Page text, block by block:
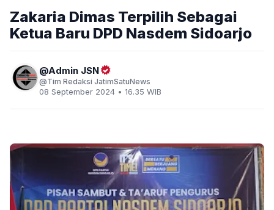
Zakaria Dimas Terpilih Sebagai
Ketua Baru DPD Nasdem Sidoarjo
Admin JSN
Tim Redaksi JatimSatuNews
08 September 2024 • 16.35 WIB